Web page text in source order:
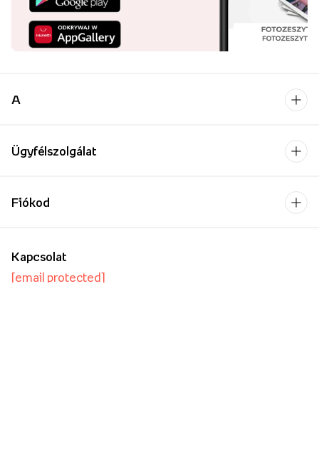
A
Ügyfélszolgálat
Kapcsolat
[email protected]
Fiókod